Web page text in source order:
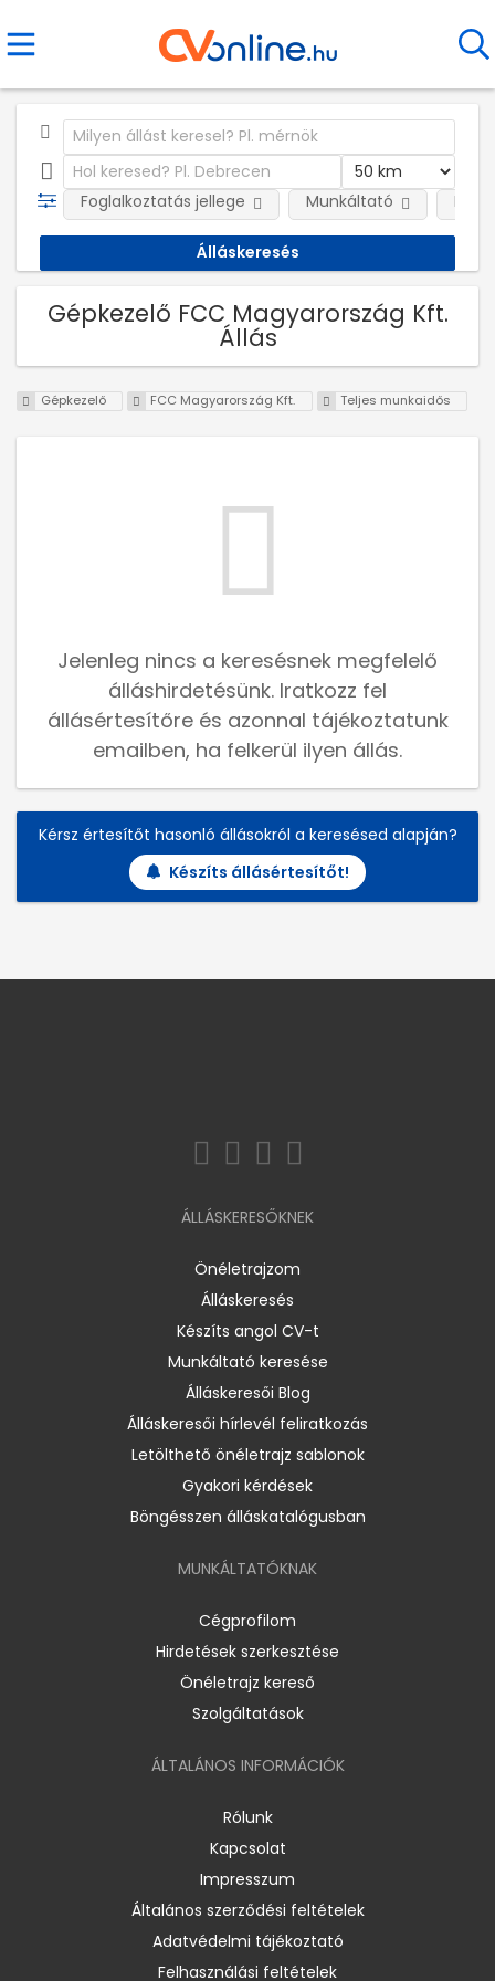
Foglalkoztatás jellege Munkáltató
Gépkezelő FCC Magyarország Kft.
Állás
Gépkezelő FCC Magyarország Kft. Teljes munkaidős
Jelenleg nincs a keresésnek megfelelő
álláshirdetésünk. Iratkozz fel
állásértesítőre és azonnal tájékoztatunk
emailben, ha felkerül ilyen állás.
Kérsz értesítőt hasonló állásokról a keresésed alapján?
Készíts állásértesítőt!
ÁLLÁSKERESŐKNEK
Önéletrajzom
Álláskeresés
Készíts angol CV-t
Munkáltató keresése
Álláskeresői Blog
Álláskeresői hírlevél feliratkozás
Letölthető önéletrajz sablonok
Gyakori kérdések
Böngésszen álláskatalógusban
MUNKÁLTATÓKNAK
Cégprofilom
Hirdetések szerkesztése
Önéletrajz kereső
Szolgáltatások
ÁLTALÁNOS INFORMÁCIÓK
Rólunk
Kapcsolat
Impresszum
Általános szerződési feltételek
Adatvédelmi tájékoztató
Felhasználási feltételek